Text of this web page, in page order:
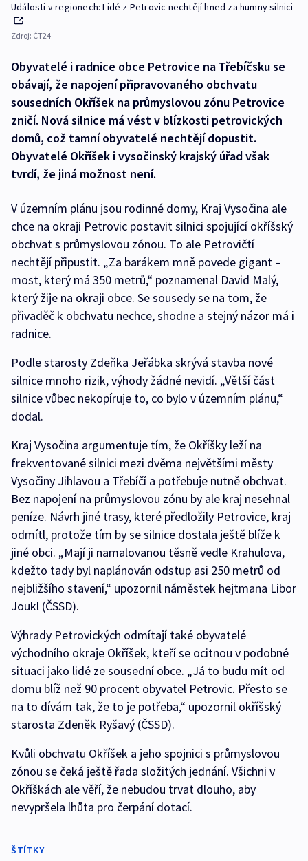
Události v regionech: Lidé z Petrovic nechtějí hned za humny silnici
Zdroj: ČT24
Obyvatelé i radnice obce Petrovice na Třebíčsku se
obávají, že napojení připravovaného obchvatu
sousedních Okříšek na průmyslovou zónu Petrovice
zničí. Nová silnice má vést v blízkosti petrovických
domů, což tamní obyvatelé nechtějí dopustit.
Obyvatelé Okříšek i vysočinský krajský úřad však
tvrdí, že jiná možnost není.
V územním plánu jsou rodinné domy, Kraj Vysočina ale
chce na okraji Petrovic postavit silnici spojující okříšský
obchvat s průmyslovou zónou. To ale Petrovičtí
nechtějí připustit. „Za barákem mně povede gigant –
most, který má 350 metrů,“ poznamenal David Malý,
který žije na okraji obce. Se sousedy se na tom, že
přivaděč k obchvatu nechce, shodne a stejný názor má i
radnice.
Podle starosty Zdeňka Jeřábka skrývá stavba nové
silnice mnoho rizik, výhody žádné nevidí. „Větší část
silnice vůbec nekopíruje to, co bylo v územním plánu,“
dodal.
Kraj Vysočina argumentuje tím, že Okříšky leží na
frekventované silnici mezi dvěma největšími městy
Vysočiny Jihlavou a Třebíčí a potřebuje nutně obchvat.
Bez napojení na průmyslovou zónu by ale kraj nesehnal
peníze. Návrh jiné trasy, které předložily Petrovice, kraj
odmítl, protože tím by se silnice dostala ještě blíže k
jiné obci. „Mají ji namalovanou těsně vedle Krahulova,
kdežto tady byl naplánován odstup asi 250 metrů od
nejbližšího stavení,“ upozornil náměstek hejtmana Libor
Joukl (ČSSD).
Výhrady Petrovických odmítají také obyvatelé
východního okraje Okříšek, kteří se ocitnou v podobné
situaci jako lidé ze sousední obce. „Já to budu mít od
domu blíž než 90 procent obyvatel Petrovic. Přesto se
na to dívám tak, že to je potřeba,“ upozornil okříšský
starosta Zdeněk Ryšavý (ČSSD).
Kvůli obchvatu Okříšek a jeho spojnici s průmyslovou
zónou se čeká ještě řada složitých jednání. Všichni v
Okříškách ale věří, že nebudou trvat dlouho, aby
nevypršela lhůta pro čerpání dotací.
ŠTÍTKY